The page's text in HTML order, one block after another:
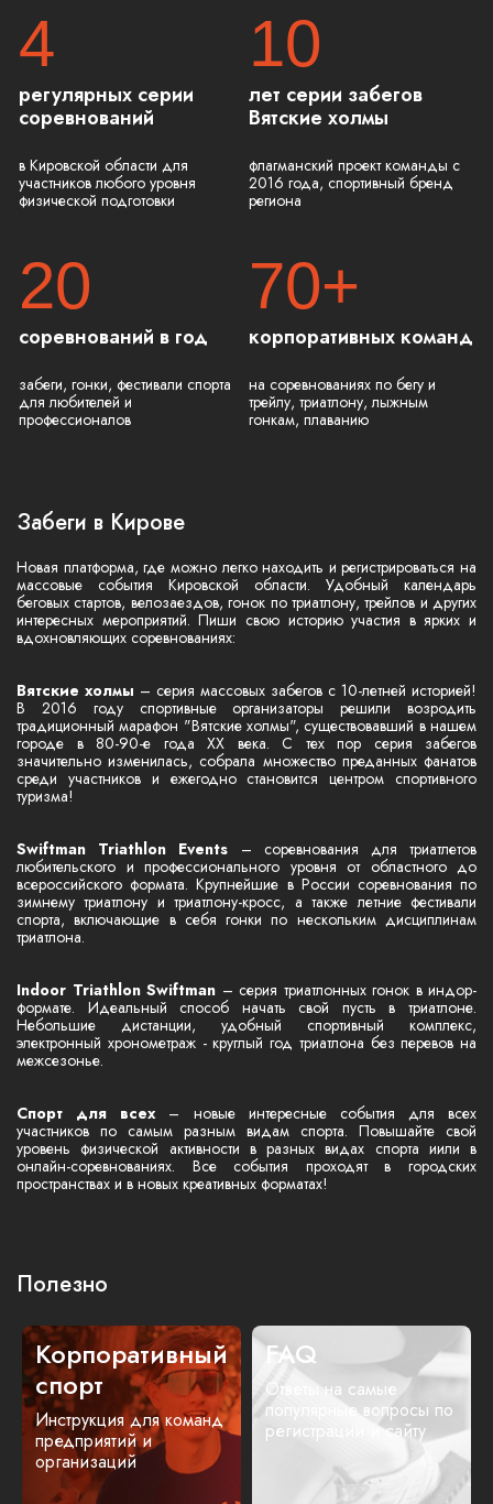
4
регулярных серии
соревнований
в Кировской области для
участников любого уровня
физической подготовки
10
лет серии забегов
Вятские холмы
флагманский проект команды с
2016 года, спортивный бренд
региона
20
соревнований в год
забеги, гонки, фестивали спорта
для любителей и
профессионалов
70+
корпоративных команд
на соревнованиях по бегу и
трейлу, триатлону, лыжным
гонкам, плаванию
Забеги в Кирове
Новая платформа, где можно легко находить и регистрироваться на
массовые события Кировской области. Удобный календарь
беговых стартов, велозаездов, гонок по триатлону, трейлов и других
интересных мероприятий. Пиши свою историю участия в ярких и
вдохновляющих соревнованиях:
Вятские холмы – серия массовых забегов с 10-летней историей!
В 2016 году спортивные организаторы решили возродить
традиционный марафон "Вятские холмы", существовавший в нашем
городе в 80-90-е года XX века. С тех пор серия забегов
значительно изменилась, собрала множество преданных фанатов
среди участников и ежегодно становится центром спортивного
туризма!
Swiftman Triathlon Events – соревнования для триатлетов
любительского и профессионального уровня от областного до
всероссийского формата. Крупнейшие в России соревнования по
зимнему триатлону и триатлону-кросс, а также летние фестивали
спорта, включающие в себя гонки по нескольким дисциплинам
триатлона.
Indoor Triathlon Swiftman – серия триатлонных гонок в индор-
формате. Идеальный способ начать свой пусть в триатлоне.
Небольшие дистанции, удобный спортивный комплекс,
электронный хронометраж - круглый год триатлона без перевов на
межсезонье.
Спорт для всех– новые интересные события для всех
участников по самым разным видам спорта. Повышайте свой
уровень физической активности в разных видах спорта иили в
онлайн-соревнованиях. Все события проходят в городских
пространствах и в новых креативных форматах!
Полезно
Корпоративный
спорт
Инструкция для команд
предприятий и
организаций
FAQ
Ответы на самые
популярные вопросы по
регистрации и сайту